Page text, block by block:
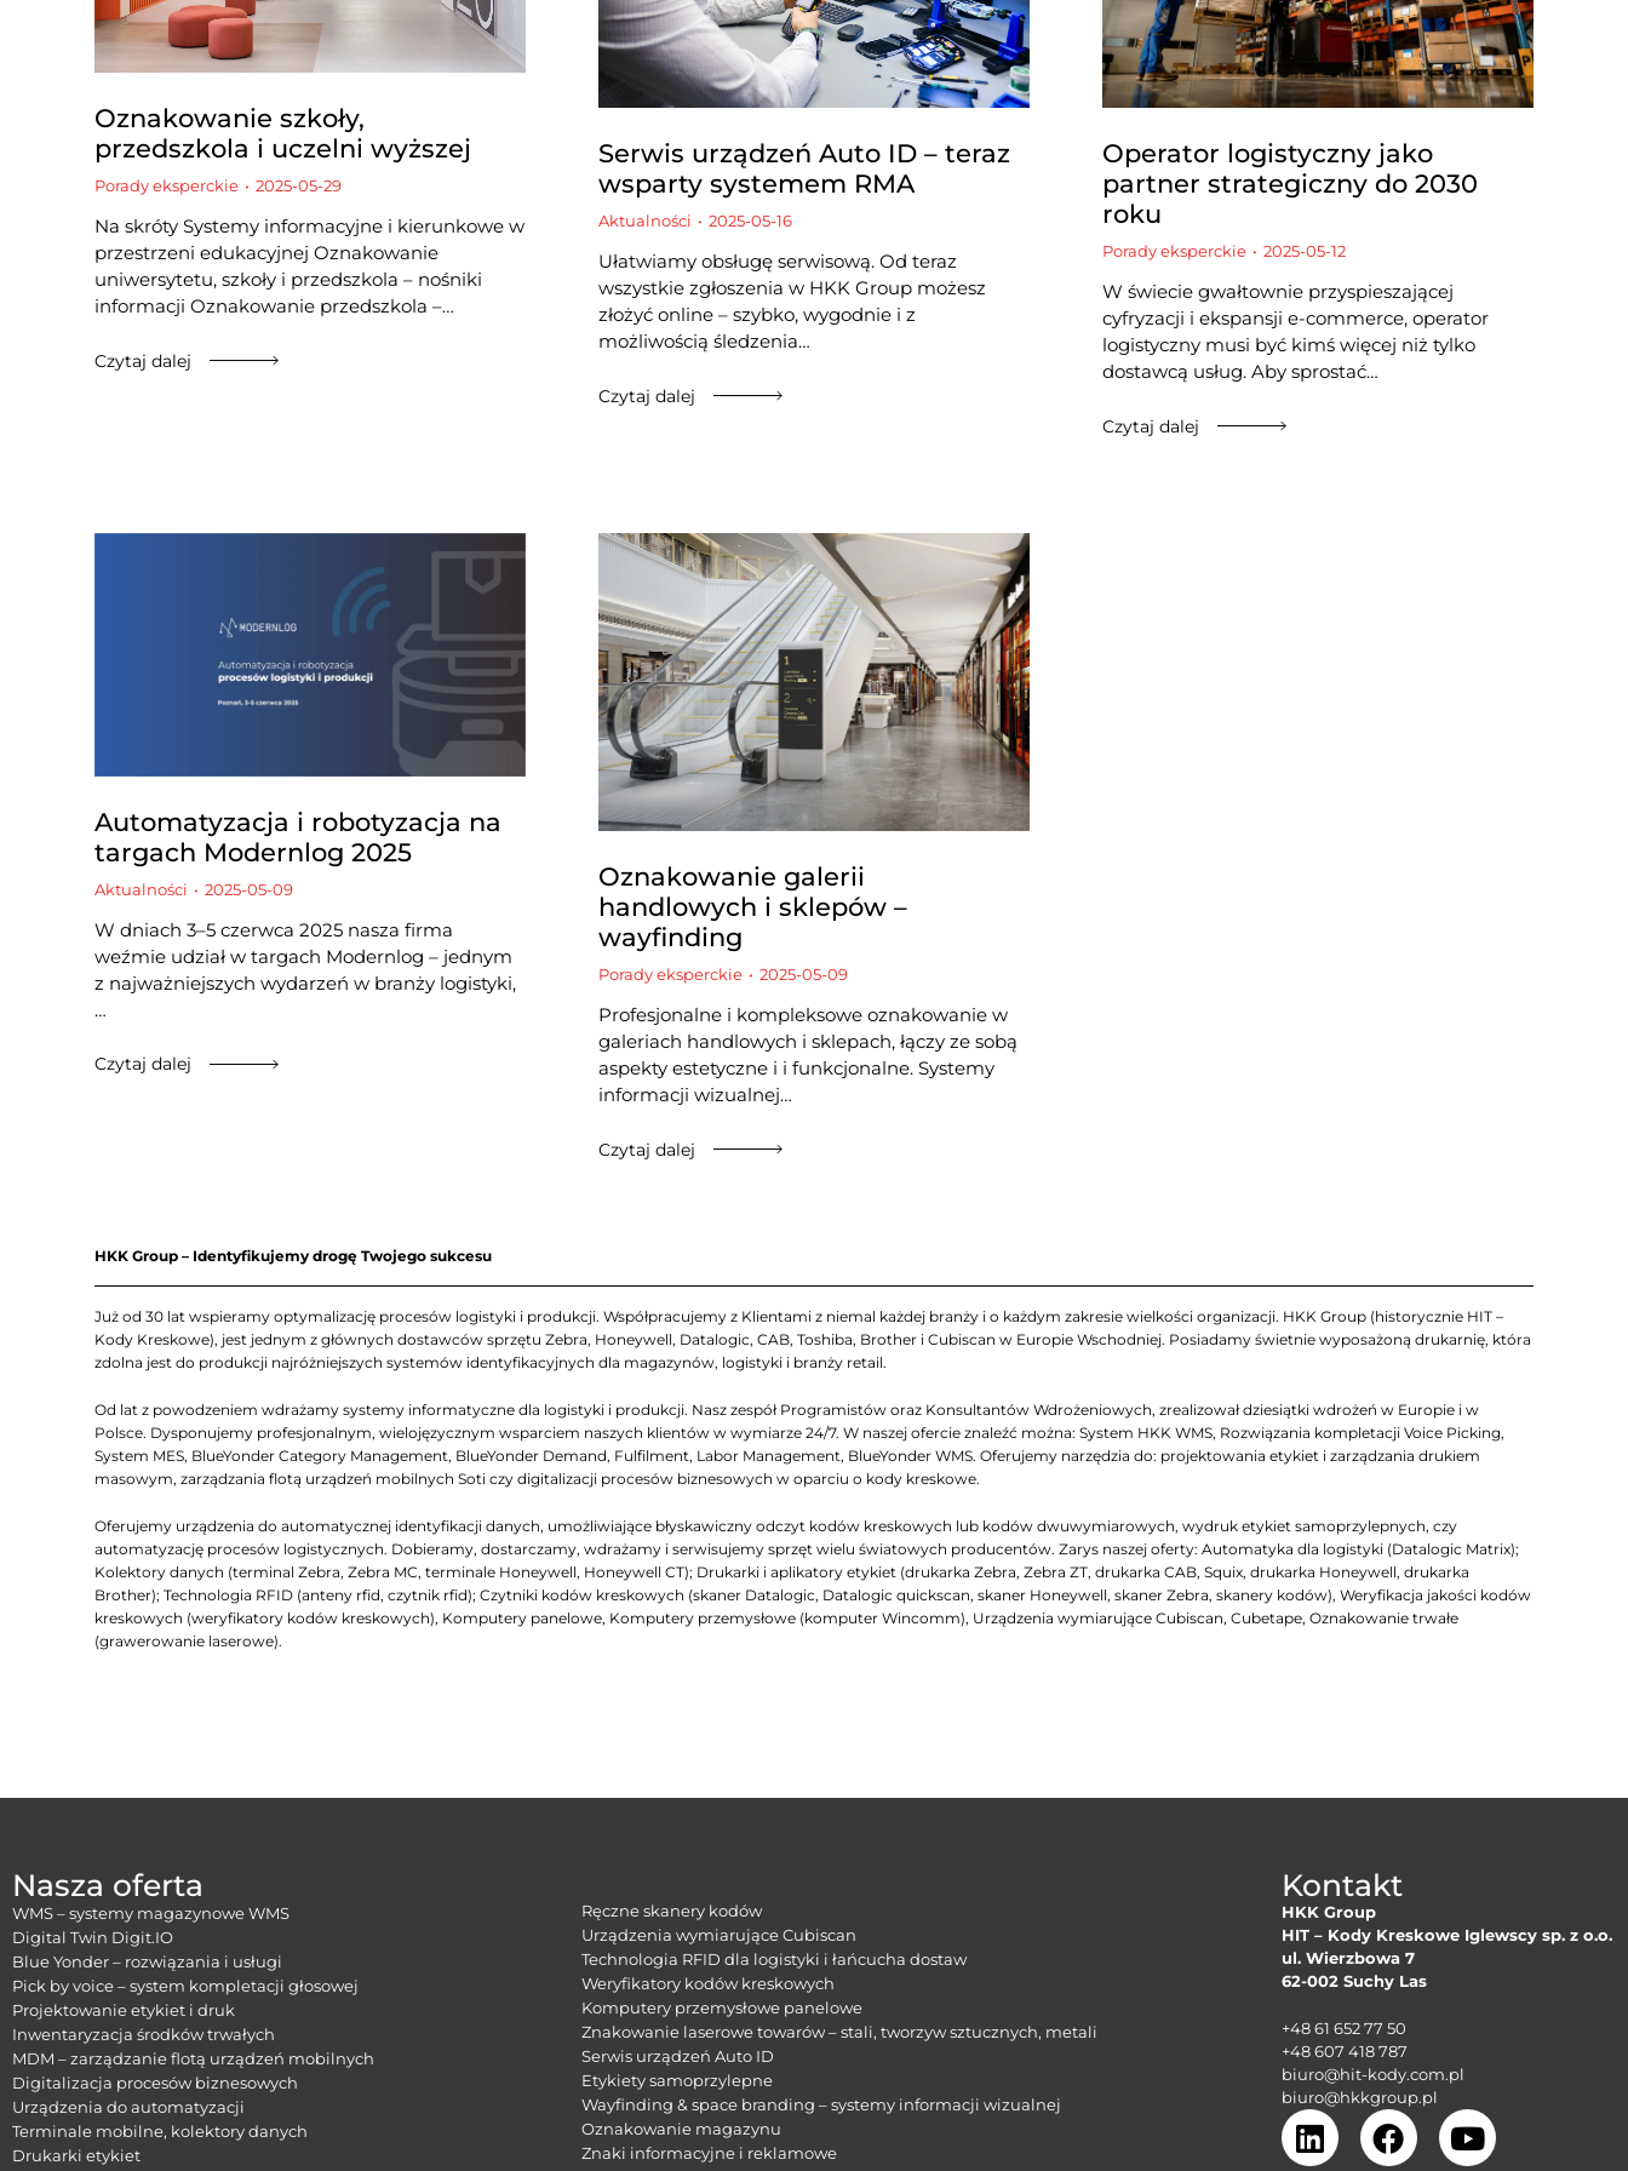
Oznakowanie szkoły,
przedszkola i uczelni wyższej
Porady eksperckie 2025-05-29
Na skróty Systemy informacyjne i kierunkowe w
przestrzeni edukacyjnej​ Oznakowanie
uniwersytetu, szkoły i przedszkola – nośniki
informacji Oznakowanie przedszkola –…
Czytaj dalej
Serwis urządzeń Auto ID – teraz
wsparty systemem RMA
Aktualności 2025-05-16
Ułatwiamy obsługę serwisową. Od teraz
wszystkie zgłoszenia w HKK Group możesz
złożyć online – szybko, wygodnie i z
możliwością śledzenia…
Czytaj dalej
Operator logistyczny jako
partner strategiczny do 2030
roku
Porady eksperckie 2025-05-12
W świecie gwałtownie przyspieszającej
cyfryzacji i ekspansji e-commerce, operator
logistyczny musi być kimś więcej niż tylko
dostawcą usług. Aby sprostać…
Czytaj dalej
Automatyzacja i robotyzacja na
targach Modernlog 2025
Aktualności 2025-05-09
W dniach 3–5 czerwca 2025 nasza firma
weźmie udział w targach Modernlog – jednym
z najważniejszych wydarzeń w branży logistyki,
…
Czytaj dalej
Oznakowanie galerii
handlowych i sklepów –
wayfinding
Porady eksperckie 2025-05-09
Profesjonalne i kompleksowe oznakowanie w
galeriach handlowych i sklepach, łączy ze sobą
aspekty estetyczne i i funkcjonalne. Systemy
informacji wizualnej…
Czytaj dalej
HKK Group – Identyfikujemy drogę Twojego sukcesu
Już od 30 lat wspieramy optymalizację procesów logistyki i produkcji. Współpracujemy z Klientami z niemal każdej branży i o każdym zakresie wielkości organizacji. HKK Group (historycznie HIT –
Kody Kreskowe), jest jednym z głównych dostawców sprzętu Zebra, Honeywell, Datalogic, CAB, Toshiba, Brother i Cubiscan w Europie Wschodniej. Posiadamy świetnie wyposażoną drukarnię, która
zdolna jest do produkcji najróżniejszych systemów identyfikacyjnych dla magazynów, logistyki i branży retail.
Od lat z powodzeniem wdrażamy systemy informatyczne dla logistyki i produkcji. Nasz zespół Programistów oraz Konsultantów Wdrożeniowych, zrealizował dziesiątki wdrożeń w Europie i w
Polsce. Dysponujemy profesjonalnym, wielojęzycznym wsparciem naszych klientów w wymiarze 24/7. W naszej ofercie znaleźć można: System HKK WMS, Rozwiązania kompletacji Voice Picking,
System MES, BlueYonder Category Management, BlueYonder Demand, Fulfilment, Labor Management, BlueYonder WMS. Oferujemy narzędzia do: projektowania etykiet i zarządzania drukiem
masowym, zarządzania flotą urządzeń mobilnych Soti czy digitalizacji procesów biznesowych w oparciu o kody kreskowe.
Oferujemy urządzenia do automatycznej identyfikacji danych, umożliwiające błyskawiczny odczyt kodów kreskowych lub kodów dwuwymiarowych, wydruk etykiet samoprzylepnych, czy
automatyzację procesów logistycznych. Dobieramy, dostarczamy, wdrażamy i serwisujemy sprzęt wielu światowych producentów. Zarys naszej oferty: Automatyka dla logistyki (Datalogic Matrix);
Kolektory danych (terminal Zebra, Zebra MC, terminale Honeywell, Honeywell CT); Drukarki i aplikatory etykiet (drukarka Zebra, Zebra ZT, drukarka CAB, Squix, drukarka Honeywell, drukarka
Brother); Technologia RFID (anteny rfid, czytnik rfid); Czytniki kodów kreskowych (skaner Datalogic, Datalogic quickscan, skaner Honeywell, skaner Zebra, skanery kodów), Weryfikacja jakości kodów
kreskowych (weryfikatory kodów kreskowych), Komputery panelowe, Komputery przemysłowe (komputer Wincomm), Urządzenia wymiarujące Cubiscan, Cubetape, Oznakowanie trwałe
(grawerowanie laserowe).
Nasza oferta
WMS – systemy magazynowe WMS
Digital Twin Digit.IO
Blue Yonder – rozwiązania i usługi
Pick by voice – system kompletacji głosowej
Projektowanie etykiet i druk
Inwentaryzacja środków trwałych
MDM – zarządzanie flotą urządzeń mobilnych
Digitalizacja procesów biznesowych
Urządzenia do automatyzacji
Terminale mobilne, kolektory danych
Drukarki etykiet
Ręczne skanery kodów
Urządzenia wymiarujące Cubiscan
Technologia RFID dla logistyki i łańcucha dostaw
Weryfikatory kodów kreskowych
Komputery przemysłowe panelowe
Znakowanie laserowe towarów – stali, tworzyw sztucznych, metali
Serwis urządzeń Auto ID
Etykiety samoprzylepne
Wayfinding & space branding – systemy informacji wizualnej
Oznakowanie magazynu
Znaki informacyjne i reklamowe​
Kontakt
HKK Group
HIT – Kody Kreskowe Iglewscy sp. z o.o.
ul. Wierzbowa 7
62-002 Suchy Las
+48 61 652 77 50
+48 607 418 787
biuro@hit-kody.com.pl
biuro@hkkgroup.pl